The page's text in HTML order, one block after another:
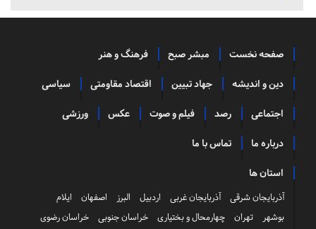
صفحه نخست مبشر صبح فرهنگ و هنر
دین و اندیشه جهاد تبیین اقتصاد مقاومتی سیاسی
اجتماعی رصد فیلم و صوت عکس ورزشی
درباره ما تماس با ما
استان ها
آذربایجان شرقی آذربایجان غربی اردبیل البرز اصفهان
ایلام
بوشهر
تهران چهارمحال و بختیاری خراسان جنوبی خراسان رضوی